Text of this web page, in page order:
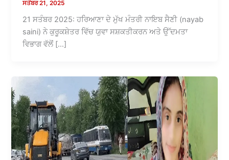
ਸਤੰਬਰ 21, 2025
21 ਸਤੰਬਰ 2025: ਹਰਿਆਣਾ ਦੇ ਮੁੱਖ ਮੰਤਰੀ ਨਾਇਬ ਸੈਣੀ (nayab
saini) ਨੇ ਕੁਰੂਕਸ਼ੇਤਰ ਵਿੱਚ ਯੁਵਾ ਸਸ਼ਕਤੀਕਰਨ ਅਤੇ ਉੱਦਮਤਾ
ਵਿਭਾਗ ਵੱਲੋਂ […]